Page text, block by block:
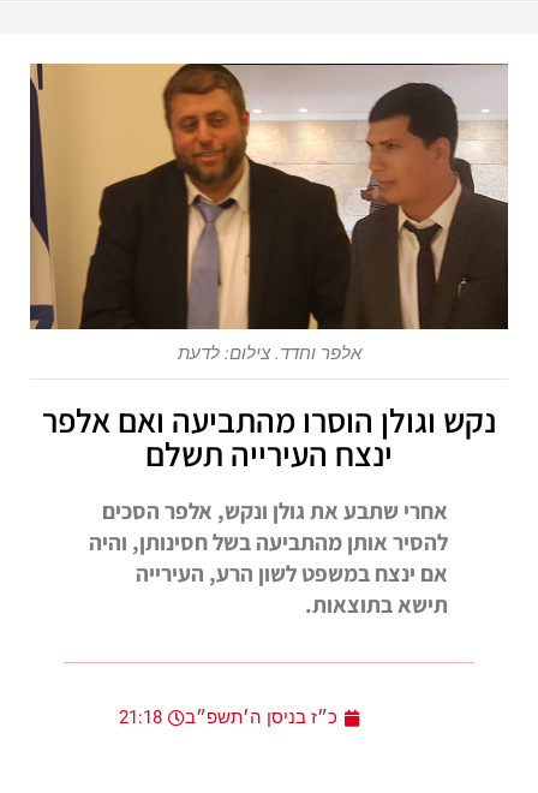
אלפר וחדד. צילום: לדעת
נקש וגולן הוסרו מהתביעה ואם אלפר
ינצח העירייה תשלם
אחרי שתבע את גולן ונקש, אלפר הסכים
להסיר אותן מהתביעה בשל חסינותן, והיה
אם ינצח במשפט לשון הרע, העירייה
תישא בתוצאות.
כ״ז בניסן ה׳תשפ״ב 21:18